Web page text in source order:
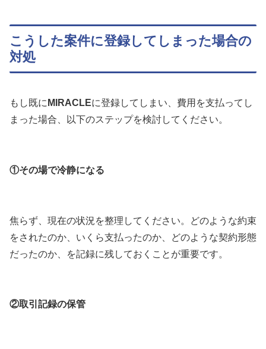
こうした案件に登録してしまった場合の
対処
もし既に MIRACLEに登録してしまい、費用を支払ってし
まった場合、以下のステップを検討してください。
①その場で冷静になる
焦らず、現在の状況を整理してください。どのような約束
をされたのか、いくら支払ったのか、どのような契約形態
だったのか、を記録に残しておくことが重要です。
②取引記録の保管